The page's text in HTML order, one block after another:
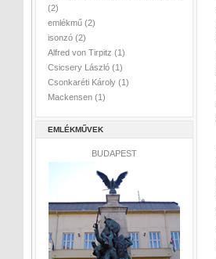
(2)
emlékmű (2)
isonzó (2)
Alfred von Tirpitz (1)
Csicsery László (1)
Csonkaréti Károly (1)
Mackensen (1)
EMLÉKMŰVEK
BUDAPEST